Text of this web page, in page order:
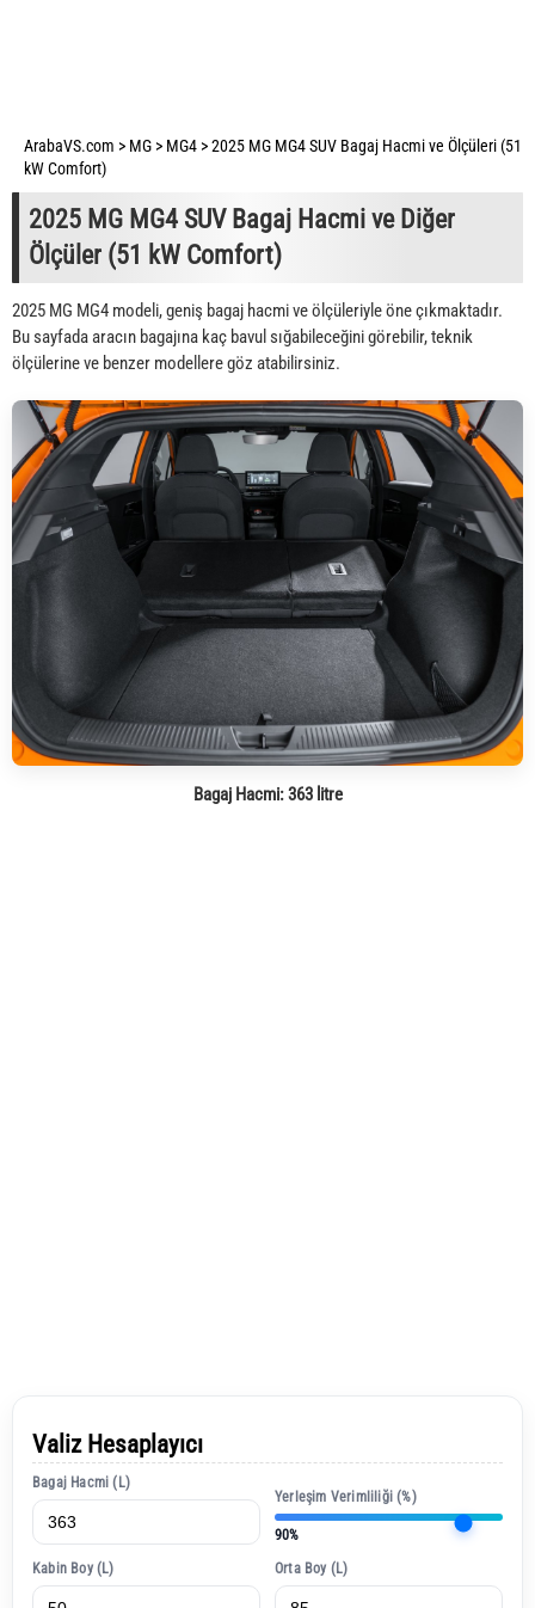
ArabaVS.com > MG > MG4 >2025 MG MG4 SUV Bagaj Hacmi ve Ölçüleri (51
kW Comfort)
2025 MG MG4 SUV Bagaj Hacmi ve Diğer
Ölçüler (51 kW Comfort)
2025 MG MG4 modeli, geniş bagaj hacmi ve ölçüleriyle öne çıkmaktadır.
Bu sayfada aracın bagajına kaç bavul sığabileceğini görebilir, teknik
ölçülerine ve benzer modellere göz atabilirsiniz.
Bagaj Hacmi:363 litre
Valiz Hesaplayıcı
Bagaj Hacmi (L)
Yerleşim Verimliliği (%)
90%
Kabin Boy (L)
Orta Boy (L)